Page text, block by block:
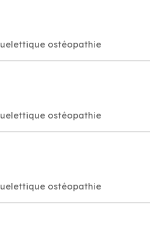
ostéopathie
ostéopathie
ostéopathie